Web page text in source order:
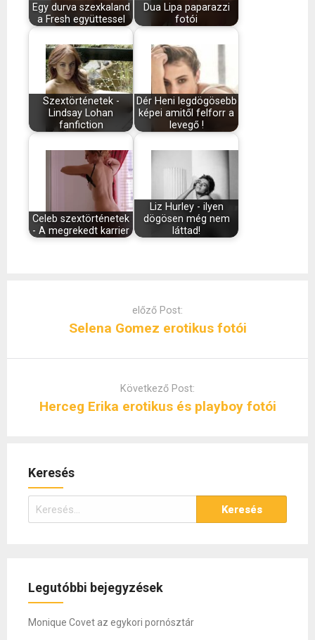
Egy durva szexkaland
a Fresh együttessel
Dua Lipa paparazzi
fotói
Szextörténetek -
Lindsay Lohan
fanfiction
Dér Heni legdögösebb
képei amitől felforr a
levegő !
Celeb szextörténetek
- A megrekedt karrier
Liz Hurley - ilyen
dögösen még nem
láttad!
előző Post:
Selena Gomez erotikus fotói
Következő Post:
Herceg Erika erotikus és playboy fotói
Keresés
Keresés:
Legutóbbi bejegyzések
Monique Covet az egykori pornósztár